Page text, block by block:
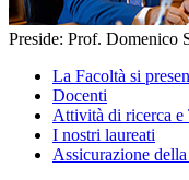
Preside: Prof. Domenico
La Facoltà si
Docenti
Attività di ricerca e
I nostri laureati
Assicurazione